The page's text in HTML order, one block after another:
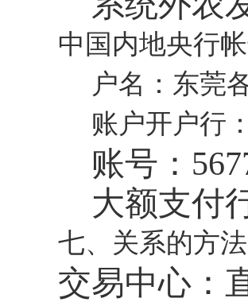
中国内地央行
户名：东莞
账户开户行
账号：
大额支付
七、关系的方法
交易中心：